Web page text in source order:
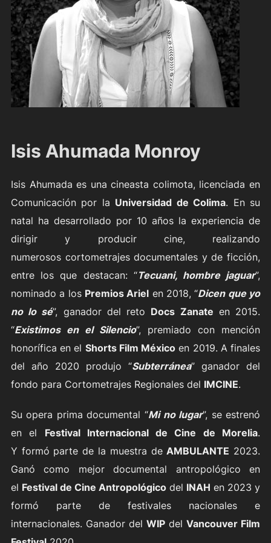
Isis Ahumada Monroy
Isis Ahumada es una cineasta colimota, licenciada en
Comunicación por la Universidad de Colima. En su
natal ha desarrollado por 10 años la experiencia de
dirigir y producir cine, realizando
numerosos cortometrajes documentales y de ficción,
entre los que destacan: “Tecuani, hombre jaguar”,
nominado a los Premios Ariel en 2018, “Dicen que yo
no lo sé”, ganador del reto Docs Zanate en 2015.
“Existimos en el Silencio”, premiado con mención
honorífica en el Shorts Film México en 2019. A finales
del año 2020 produjo “Subterránea” ganador del
fondo para Cortometrajes Regionales del IMCINE.
Su opera prima documental “Mi no lugar”, se estrenó
en el Festival Internacional de Cine de Morelia.
Y formó parte de la muestra de AMBULANTE 2023.
Ganó como mejor documental antropológico en
el Festival de Cine Antropológico del INAH en 2023 y
formó parte de festivales nacionales e
internacionales. Ganador del WIP delVancouver Film